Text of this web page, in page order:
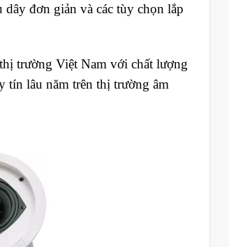
đơn giản và các tùy chọn lắp
trường Việt Nam với chất lượng
tín lâu năm trên thị trường âm